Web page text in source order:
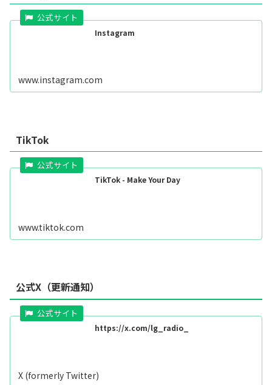
Instagram
www.instagram.com
TikTok
TikTok - Make Your Day
www.tiktok.com
公式X（更新通知）
https://x.com/lg_radio_
X (formerly Twitter)